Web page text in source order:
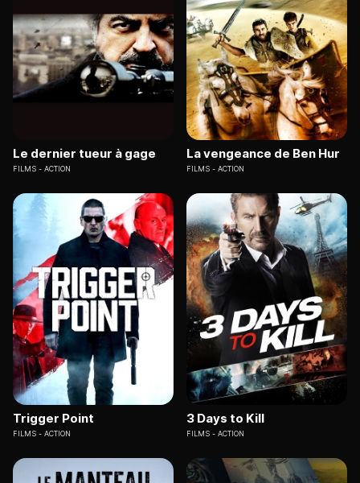
Le dernier tueur à gage
FILMS ACTION
La vengeance de Ben Hur
FILMS ACTION
Trigger Point
FILMS ACTION
3 Days to Kill
FILMS ACTION